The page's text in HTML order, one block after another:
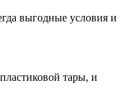
выгодные условия и
тары, и